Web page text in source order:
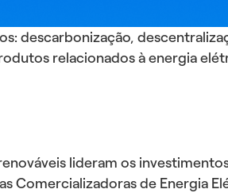
descarbonização,
relacionados à energia
lideram os
Comercializadoras de Energia